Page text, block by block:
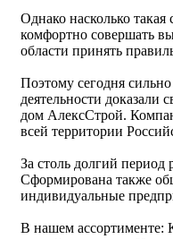
Однако насколько такая
комфортно совершать
области принять
Поэтому сегодня
деятельности
дом АлексСтрой.
всей территории
За столь долгий
Сформирована также
индивидуальные
В нашем